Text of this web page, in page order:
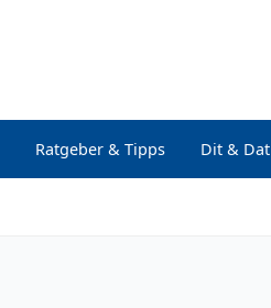
Ratgeber & Tipps Dit & Dat